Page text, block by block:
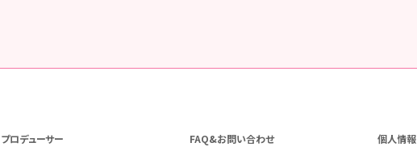
プロデューサー FAQ&お問い合わせ 個人情